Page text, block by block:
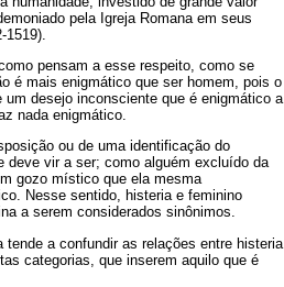
pela Igreja Romana em seus
pensam a esse respeito, como se
é mais enigmático que ser homem, pois o
desejo inconsciente que é enigmático a
nada enigmático.
ou de uma identificação do
deve vir a ser; como alguém excluído da
gozo místico que ela mesma
Nesse sentido, histeria e feminino
a serem considerados sinônimos.
a confundir as relações entre histeria
categorias, que inserem aquilo que é